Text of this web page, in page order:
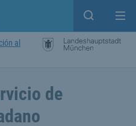
Open
al
de